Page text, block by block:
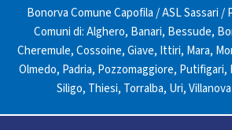
Bonorva Comune Capofila/ASL Sassari/
Comuni di:Alghero, Banari, Bessude,
Cheremule,Cossoine,Giave, Ittiri, Mara,
Olmedo, Padria, Pozzomaggiore, Putifigari,
Siligo, Thiesi, Torralba, Uri,